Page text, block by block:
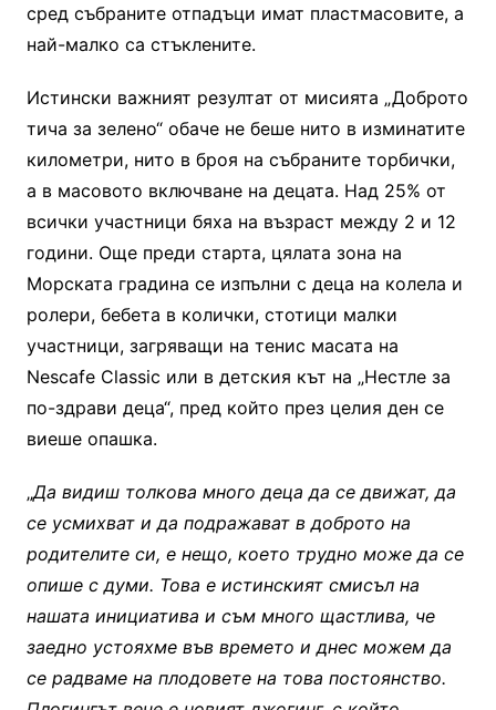
сред събраните отпадъци имат пластмасовите, а
най-малко са стъклените.
Истински важният резултат от мисията „Доброто
тича за зелено“ обаче не беше нито в изминатите
километри, нито в броя на събраните торбички,
а в масовото включване на децата. Над 25% от
всички участници бяха на възраст между 2 и 12
години. Още преди старта, цялата зона на
Морската градина се изпълни с деца на колела и
ролери, бебета в колички, стотици малки
участници, загряващи на тенис масата на
Nescafe Classic или в детския кът на „Нестле за
по-здрави деца“, пред който през целия ден се
виеше опашка.
„Да видиш толкова много деца да се движат, да
се усмихват и да подражават в доброто на
родителите си, е нещо, което трудно може да се
опише с думи. Това е истинският смисъл на
нашата инициатива и съм много щастлива, че
заедно устояхме във времето и днес можем да
се радваме на плодовете на това постоянство.